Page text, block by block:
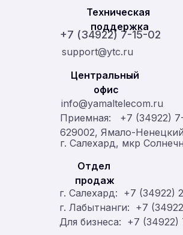
Техническая
поддержка
+7 (34922) 7-15-02
support@ytc.ru
info@yamaltelecom.ru
Центральный
офис
629002, Ямало-
г. Салехард, мкр
Приемная:   +7 (34922)
Отдел
продаж
г. Салехард:  +7 (34922)
Для бизнеса:  +7 (34922)
г. Лабытнанги:  +7